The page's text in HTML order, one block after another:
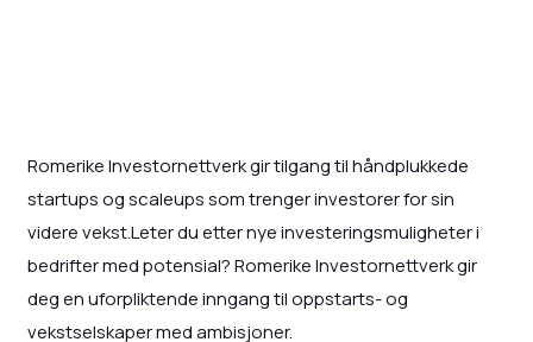
Romerike Investornettverk gir tilgang til håndplukkede
startups og scaleups som trenger investorer for sin
videre vekst.Leter du etter nye investeringsmuligheter i
bedrifter med potensial? Romerike Investornettverk gir
deg en uforpliktende inngang til oppstarts- og
vekstselskaper med ambisjoner.